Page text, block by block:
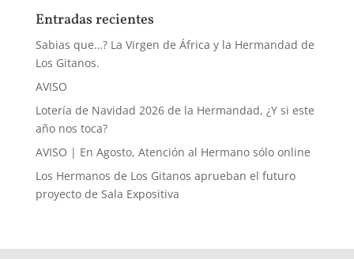
Entradas recientes
Sabias que…? La Virgen de África y la Hermandad de
Los Gitanos.
AVISO
Lotería de Navidad 2026 de la Hermandad, ¿Y si este
año nos toca?
AVISO | En Agosto, Atención al Hermano sólo online
Los Hermanos de Los Gitanos aprueban el futuro
proyecto de Sala Expositiva